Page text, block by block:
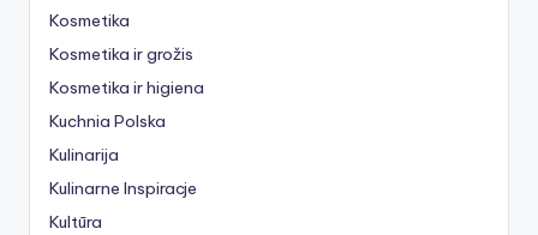
Kosmetika
Kosmetika ir grožis
Kosmetika ir higiena
Kuchnia Polska
Kulinarija
Kulinarne Inspiracje
Kultūra